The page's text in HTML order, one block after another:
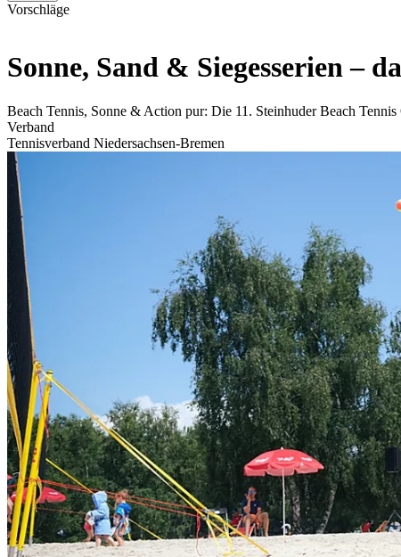
Vorschläge
Sonne, Sand & Siegesserien –
Beach Tennis, Sonne & Action pur: Die 11. Steinhuder Beach
Verband
Tennisverband Niedersachsen-Bremen